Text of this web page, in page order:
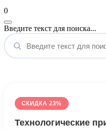
0
Введите текст для поиска...
СКИДКА 23%
Технологические